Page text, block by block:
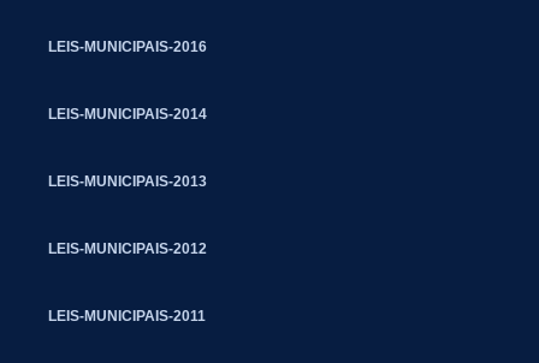
LEIS-MUNICIPAIS-2016
LEIS-MUNICIPAIS-2014
LEIS-MUNICIPAIS-2013
LEIS-MUNICIPAIS-2012
LEIS-MUNICIPAIS-2011